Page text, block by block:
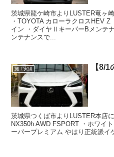
茨城県龍ケ崎市よりLUSTER竜ヶ
・TOYOTA カローラクロスHEV
イン ・ダイヤⅡキーパーBメンテ
ンテナンスで...
施工実績 【8/1
茨城県つくば市よりLUSTER本店
NX350h AWD FSPORT ・ホワイ
ーパープレミアム やはり正統派